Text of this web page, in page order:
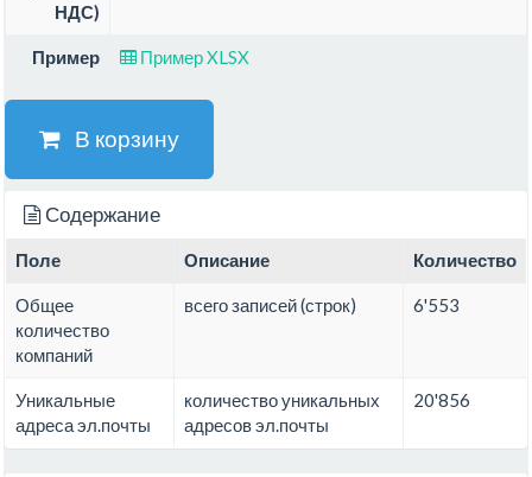
НДС)
Пример Пример XLSX
В корзину
Содержание
Поле Описание Количество
Общее
количество
компаний
всего записей (строк) 6'553
Уникальные
адреса эл.почты
количество уникальных
адресов эл.почты
20'856